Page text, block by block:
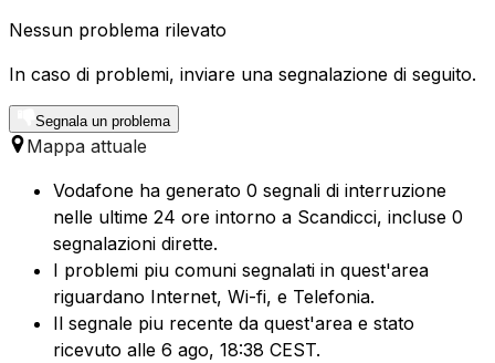
Nessun problema rilevato
In caso di problemi, inviare una segnalazione di seguito.
Segnala un problema
Mappa attuale
Vodafone ha generato 0 segnali di interruzione
nelle ultime 24 ore intorno a Scandicci, incluse 0
segnalazioni dirette.
I problemi piu comuni segnalati in quest'area
riguardano Internet, Wi-fi, e Telefonia.
Il segnale piu recente da quest'area e stato
ricevuto alle 6 ago, 18:38 CEST.